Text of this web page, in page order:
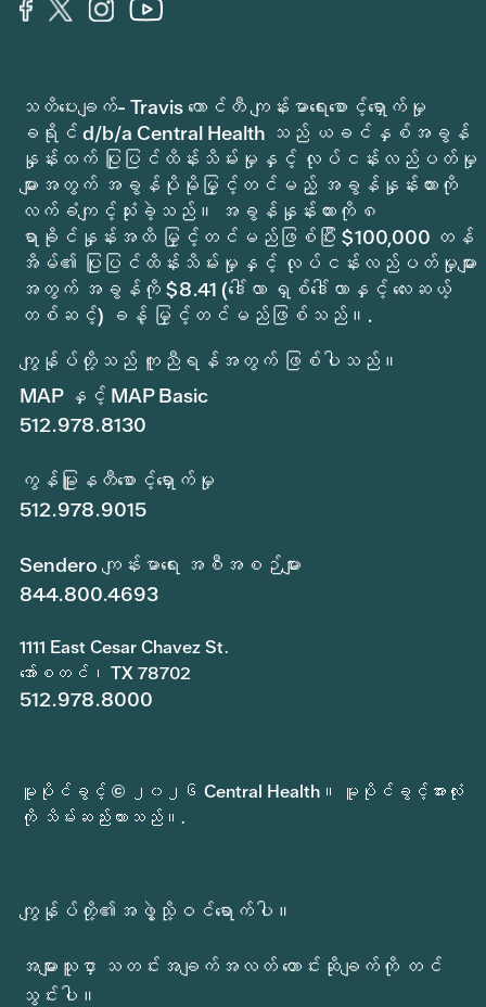
သတိပေးချက်- Travis ကောင်တီ ကျန်းမာရေးစောင့်ရှောက်မှု
ခရိုင် d/b/a Central Health သည် ယခင်နှစ်အခွန်
နှုန်းထက် ပြုပြင်ထိန်းသိမ်းမှုနှင့် လုပ်ငန်းလည်ပတ်မှု
များအတွက် အခွန်ပိုမိုမြှင့်တင်မည့် အခွန်နှုန်းထားကို
လက်ခံကျင့်သုံးခဲ့သည်။ အခွန်နှုန်းထားကို ၈
ရာခိုင်နှုန်းအထိ မြှင့်တင်မည်ဖြစ်ပြီး $100,000 တန်
အိမ်၏ ပြုပြင်ထိန်းသိမ်းမှုနှင့် လုပ်ငန်းလည်ပတ်မှုများ
အတွက် အခွန်ကို $8.41 (ဒေါ်လာ ရှစ်ဒေါ်လာနှင့် လေးဆယ့်
တစ်ဆင့်) ခန့် မြှင့်တင်မည်ဖြစ်သည်။.
ကျွန်ုပ်တို့သည် ကူညီရန်အတွက် ဖြစ်ပါသည်။
MAP နှင့် MAP Basic
512.978.8130
ကွန်မြူနတီစောင့်ရှောက်မှု
512.978.9015
Sendero ကျန်းမာရေး အစီအစဉ်များ
844.800.4693
1111 East Cesar Chavez St.
အော်စတင်၊ TX 78702
512.978.8000
မူပိုင်ခွင့် © ၂၀၂၆ Central Health။ မူပိုင်ခွင့်အားလုံး
ကို သိမ်းဆည်းထားသည်။.
ကျွန်ုပ်တို့၏အဖွဲ့သို့ဝင်ရောက်ပါ။
အများသူငှာ သတင်းအချက်အလတ် တောင်းဆိုချက်ကို တင်
သွင်းပါ။